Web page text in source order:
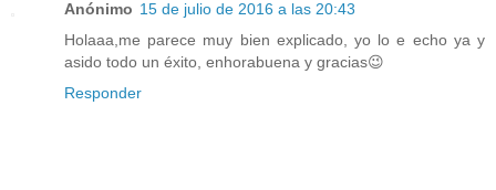
Anónimo 15 de julio de 2016 a las 20:43
Holaaa,me parece muy bien explicado, yo lo e echo ya y
asido todo un éxito, enhorabuena y gracias😉
Responder